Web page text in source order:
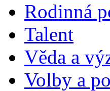
Rodinná
Talent
Věda a
Volby a